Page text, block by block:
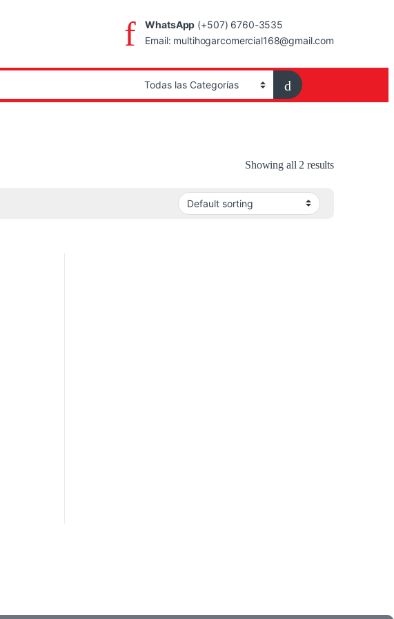
WhatsApp (+507) 6760-3535
Email: multihogarcomercial168@gmail.com
Showing all 2 results